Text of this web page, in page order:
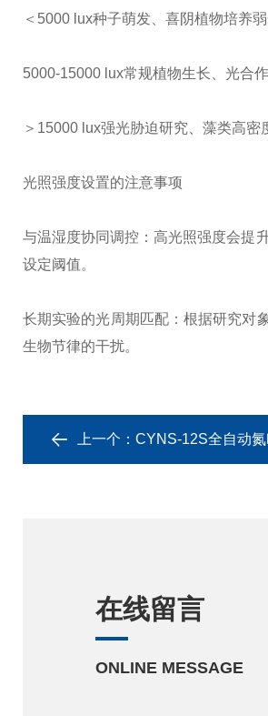
＜5000 lux种子萌发、喜阴植物培养
5000-15000 lux常规植物生长、光合
＞15000 lux强光胁迫研究、藻类高密
光照强度设置的注意事项
与温湿度协同调控：高光照强度会提
设定阈值。
长期实验的光周期匹配：根据研究对
生物节律的干扰。
上一个： CYNS-12S全自动
在线留言
ONLINE MESSAGE